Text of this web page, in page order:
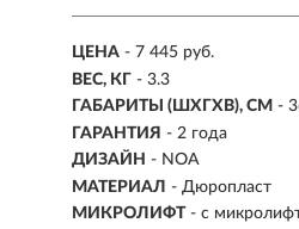
ЦЕНА - 7 445 руб.
ВЕС, КГ - 3.3
ГАБАРИТЫ (ШХГХВ), СМ -
ГАРАНТИЯ - 2 года
ДИЗАЙН - NOA
МАТЕРИАЛ - Дюропласт
МИКРОЛИФТ - с